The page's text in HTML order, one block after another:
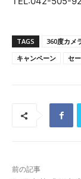
TAGS 360度カメ
キャンペーン
セ
前の記事